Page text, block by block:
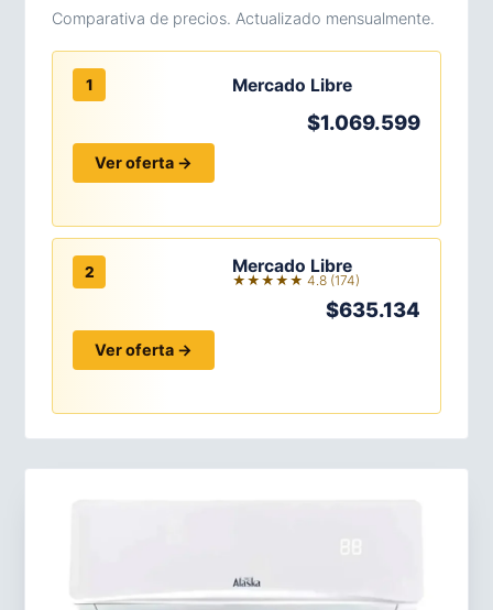
Comparativa de precios. Actualizado mensualmente.
1 Mercado Libre
$1.069.599
Ver oferta →
2 Mercado Libre
★★★★★ 4.8 (174)
$635.134
Ver oferta →